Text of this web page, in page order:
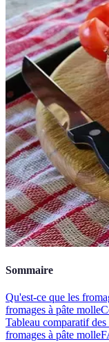
Sommaire
Qu'est-ce que les
fromages à pâte molle
Tableau comparatif
fromages à pâte molle